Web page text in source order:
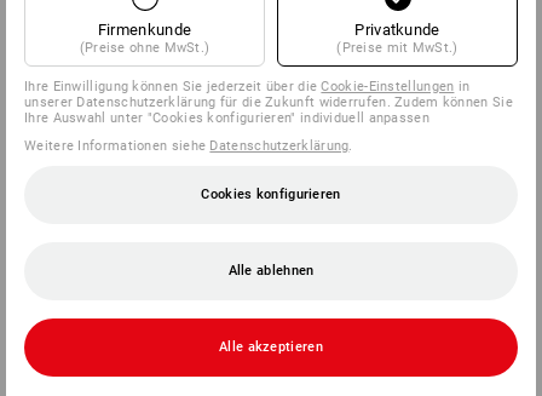
Firmenkunde
(Preise ohne MwSt.)
Privatkunde
(Preise mit MwSt.)
Ihre Einwilligung können Sie jederzeit über dieCookie-Einstellungen in
unserer Datenschutzerklärung für die Zukunft widerrufen. Zudem können Sie
Ihre Auswahl unter "Cookies konfigurieren" individuell anpassen
Weitere Informationen siehe Datenschutzerklärung.
Cookies konfigurieren
Alle ablehnen
Alle akzeptieren